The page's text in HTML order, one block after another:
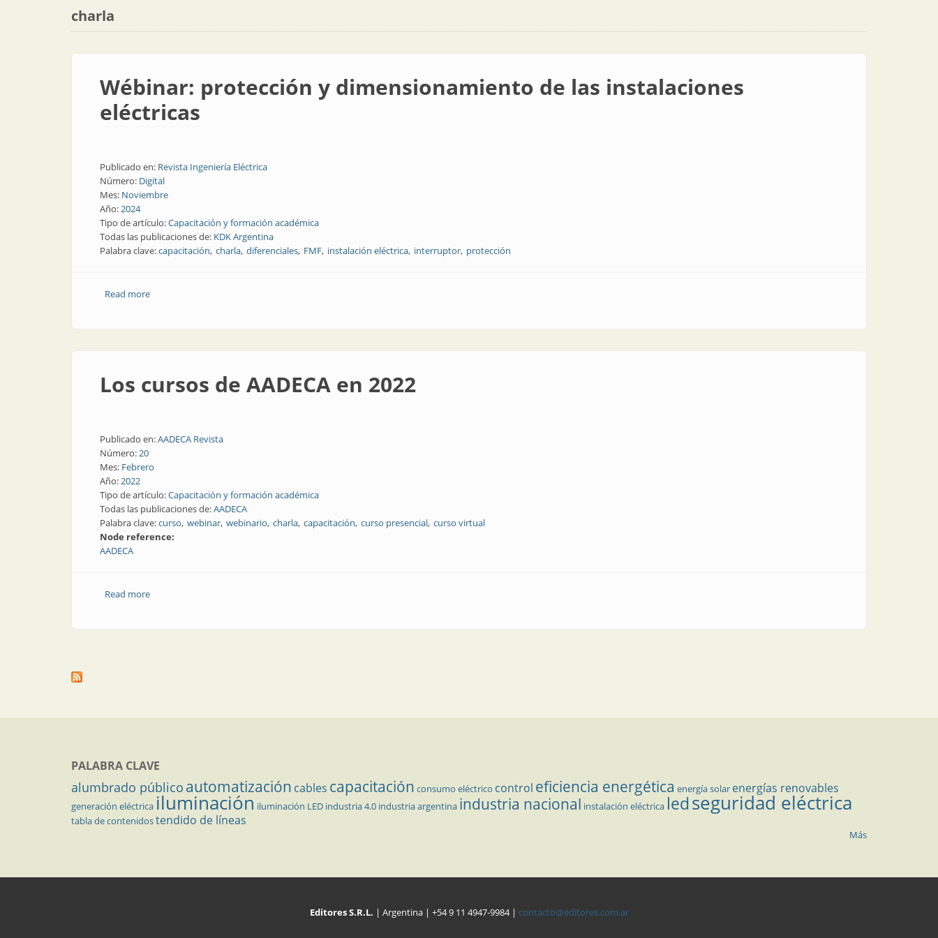
charla
Wébinar: protección y dimensionamiento de las instalaciones
eléctricas
Publicado en: Revista Ingeniería Eléctrica
Número: Digital
Mes: Noviembre
Año:2024
Tipo de artículo:Capacitación y formación académica
Todas las publicaciones de: KDK Argentina
Palabra clave:capacitación charla diferenciales FMF instalación eléctrica interruptor protección
Read moreabout Wébinar: protección y dimensionamiento de las instalaciones eléctricas
Los cursos de AADECA en 2022
Publicado en:AADECA Revista
Número:20
Mes: Febrero
Año:2022
Tipo de artículo:Capacitación y formación académica
Todas las publicaciones de:AADECA
Palabra clave:curso webinar webinario charla capacitación curso presencial curso virtual
Node reference:
AADECA
Read moreabout Los cursos de AADECA en 2022
PALABRA CLAVE
alumbrado público automatización cables capacitación consumo eléctrico control eficiencia energética energía solar energías renovables
generación eléctrica iluminación iluminación LED industria 4.0 industria argentina industria nacional instalación eléctrica ledseguridad eléctrica
tabla de contenidostendido de líneas
Más
Editores S.R.L. | Argentina | +54 9 11 4947-9984 | contacto@editores.com.ar